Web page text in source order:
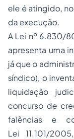
ele é atingido,
da execução.
A Lei nº 6.830/
apresenta uma
já que o
síndico), o
liquidação
concurso de
falências e
Lei 11.101/